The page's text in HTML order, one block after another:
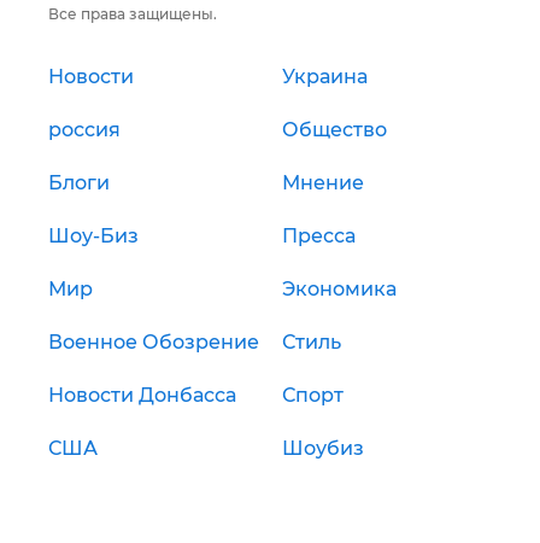
Все права защищены.
Новости Украина
россия Общество
Блоги Мнение
Шоу-Биз Пресса
Мир Экономика
Военное Обозрение Стиль
Новости Донбасса Спорт
США Шоубиз